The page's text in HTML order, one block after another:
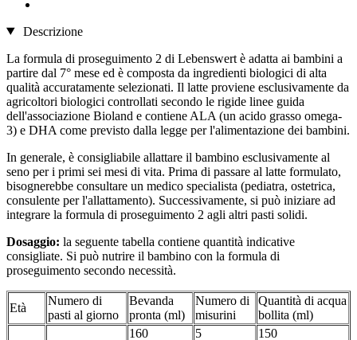
Descrizione
La formula di proseguimento 2 di Lebenswert è adatta ai bambini a
partire dal 7° mese ed è composta da ingredienti biologici di alta
qualità accuratamente selezionati. Il latte proviene esclusivamente da
agricoltori biologici controllati secondo le rigide linee guida
dell'associazione Bioland e contiene ALA (un acido grasso omega-
3) e DHA come previsto dalla legge per l'alimentazione dei bambini.
In generale, è consigliabile allattare il bambino esclusivamente al
seno per i primi sei mesi di vita. Prima di passare al latte formulato,
bisognerebbe consultare un medico specialista (pediatra, ostetrica,
consulente per l'allattamento). Successivamente, si può iniziare ad
integrare la formula di proseguimento 2 agli altri pasti solidi.
Dosaggio: la seguente tabella contiene quantità indicative
consigliate. Si può nutrire il bambino con la formula di
proseguimento secondo necessità.
Età
Numero di
pasti al giorno
Bevanda
pronta (ml)
Numero di
misurini
Quantità di acqua
bollita (ml)
160
5 150